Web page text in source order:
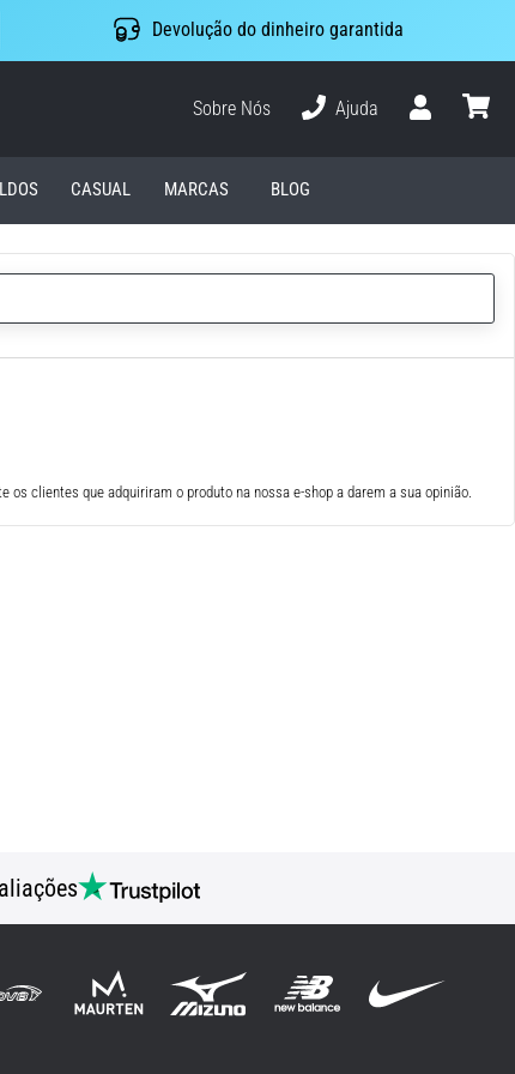
Devolução do dinheiro garantida
Sobre Nós
Ajuda
CASUAL MARCAS BLOG
clientes que adquiriram o produto na nossa e-shop a darem a sua opinião.